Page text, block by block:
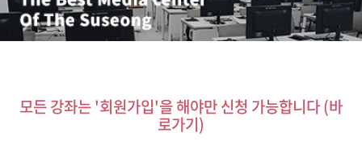
모든 강좌는 '회원가입'을 해야만 신청 가능합니다 (바
로가기)